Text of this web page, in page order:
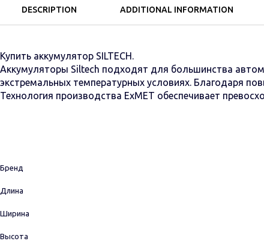
DESCRIPTION ADDITIONAL INFORMATION
Купить аккумулятор SILTECH.
Аккумуляторы Siltech подходят для большинства
экстремальных температурных условиях. Благодаря
Технология производства ExMET обеспечивает
Бренд
Длина
Ширина
Высота